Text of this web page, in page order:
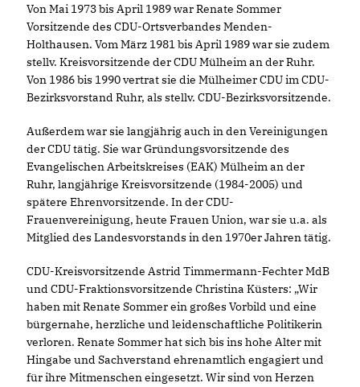
Von Mai 1973 bis April 1989 war Renate Sommer
Vorsitzende des CDU-Ortsverbandes Menden-
Holthausen. Vom März 1981 bis April 1989 war sie zudem
stellv. Kreisvorsitzende der CDU Mülheim an der Ruhr.
Von 1986 bis 1990 vertrat sie die Mülheimer CDU im CDU-
Bezirksvorstand Ruhr, als stellv. CDU-Bezirksvorsitzende.
Außerdem war sie langjährig auch in den Vereinigungen
der CDU tätig. Sie war Gründungsvorsitzende des
Evangelischen Arbeitskreises (EAK) Mülheim an der
Ruhr, langjährige Kreisvorsitzende (1984-2005) und
spätere Ehrenvorsitzende. In der CDU-
Frauenvereinigung, heute Frauen Union, war sie u.a. als
Mitglied des Landesvorstands in den 1970er Jahren tätig.
CDU-Kreisvorsitzende Astrid Timmermann-Fechter MdB
und CDU-Fraktionsvorsitzende Christina Küsters: „Wir
haben mit Renate Sommer ein großes Vorbild und eine
bürgernahe, herzliche und leidenschaftliche Politikerin
verloren. Renate Sommer hat sich bis ins hohe Alter mit
Hingabe und Sachverstand ehrenamtlich engagiert und
für ihre Mitmenschen eingesetzt. Wir sind von Herzen